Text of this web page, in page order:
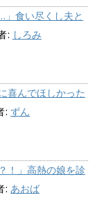
」食い尽くし夫と
: しろみ
喜んでほしかった
: ずん
！」高熱の娘を診
: あおば